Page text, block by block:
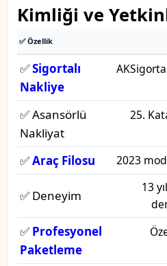
Kimliği ve
✅ Özellik
✅Sigortalı
Nakliye
✅ Asansörlü
Nakliyat
25.
✅Araç Filosu 2023
✅ Deneyim
13
✅ Profesyonel
Paketleme